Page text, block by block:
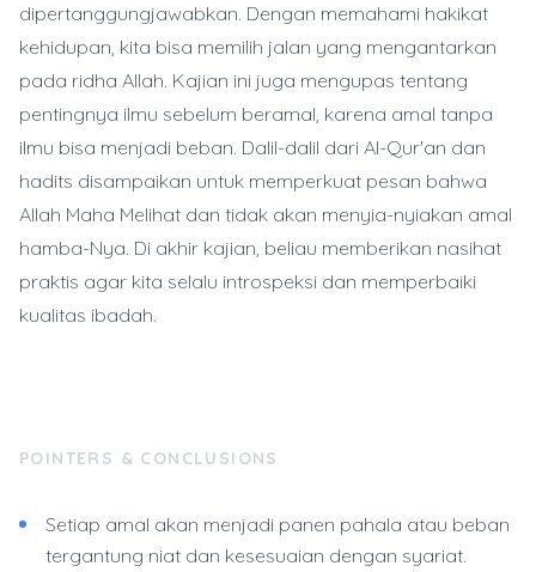
dipertanggungjawabkan. Dengan memahami hakikat
kehidupan, kita bisa memilih jalan yang mengantarkan
pada ridha Allah. Kajian ini juga mengupas tentang
pentingnya ilmu sebelum beramal, karena amal tanpa
ilmu bisa menjadi beban. Dalil-dalil dari Al-Qur'an dan
hadits disampaikan untuk memperkuat pesan bahwa
Allah Maha Melihat dan tidak akan menyia-nyiakan amal
hamba-Nya. Di akhir kajian, beliau memberikan nasihat
praktis agar kita selalu introspeksi dan memperbaiki
kualitas ibadah.
POINTERS & CONCLUSIONS
Setiap amal akan menjadi panen pahala atau beban
tergantung niat dan kesesuaian dengan syariat.